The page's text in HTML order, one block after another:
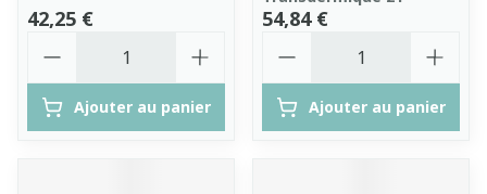
42,25 €
Ajouter au panier
54,84 €
Ajouter au panier